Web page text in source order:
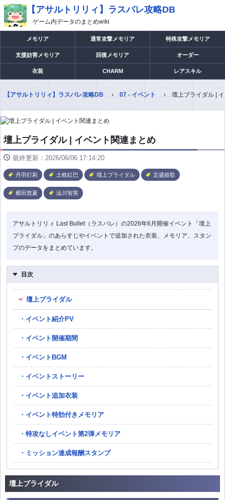
【アサルトリリィ】ラスバレ攻略DB
ゲーム内データのまとめwiki
メモリア 通常攻撃メモリア 特殊攻撃メモリア
支援妨害メモリア 回復メモリア オーダー
衣装 CHARM レアスキル
【アサルトリリィ】ラスバレ攻略DB 07 - イベント 壇上ブライダル |
壇上ブライダル | イベント関連まとめ
最終更新：2026/06/06 17:14:20
丹羽灯莉 土岐紅巴 壇上ブライダル 定盛姫歌
横田悠夏 澁川智英
アサルトリリィ Last Bullet（ラスバレ）の2026年6月開催イベント「壇上
ブライダル」のあらすじやイベントで追加された衣装、メモリア、スタン
プのデータをまとめています。
目次
壇上ブライダル
イベント紹介PV
イベント開催期間
イベントBGM
イベントストーリー
イベント追加衣装
イベント特効付きメモリア
特攻なしイベント第2弾メモリア
ミッション達成報酬スタンプ
壇上ブライダル